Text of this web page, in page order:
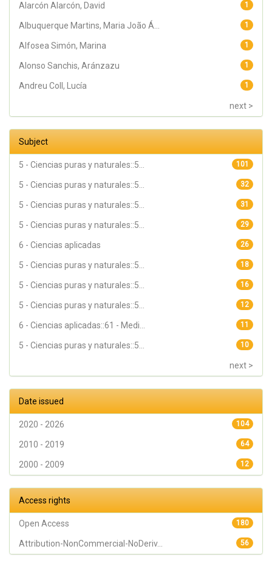
1
Alarcón Alarcón, David
1
Albuquerque Martins, Maria João Á...
1
Alfosea Simón, Marina
1
Alonso Sanchis, Aránzazu
1
Andreu Coll, Lucía
next >
Subject
101
5 - Ciencias puras y naturales::5...
32
5 - Ciencias puras y naturales::5...
31
5 - Ciencias puras y naturales::5...
29
5 - Ciencias puras y naturales::5...
26
6 - Ciencias aplicadas
18
5 - Ciencias puras y naturales::5...
16
5 - Ciencias puras y naturales::5...
12
5 - Ciencias puras y naturales::5...
11
6 - Ciencias aplicadas::61 - Medi...
10
5 - Ciencias puras y naturales::5...
next >
Date issued
104
2020 - 2026
64
2010 - 2019
12
2000 - 2009
Access rights
180
Open Access
56
Attribution-NonCommercial-NoDeriv...